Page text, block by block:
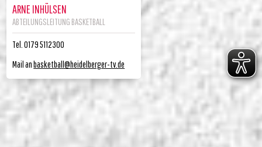
ARNE INHÜLSEN
ABTEILUNGSLEITUNG BASKETBALL
Tel. 0179 5112300
Mail anbasketball@heidelberger-tv.de